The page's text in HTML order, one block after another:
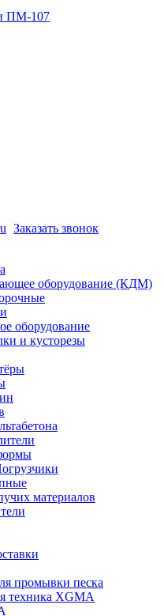
ПМ-107
Заказать звонок
оборудование (КДМ)
оборудование
и кусторезы
материалов
промывки песка
техника XGMA